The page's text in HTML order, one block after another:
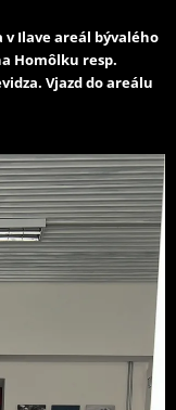
v Ilave areál bývalého
Homôlku resp.
Vjazd do areálu